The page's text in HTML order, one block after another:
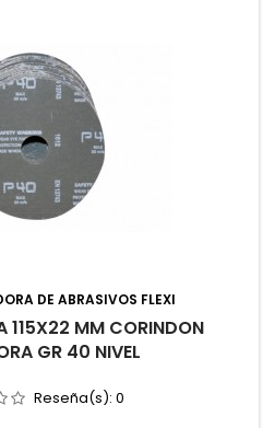
DE ABRASIVOS FLEXI
115X22 MM CORINDON
GR 40 NIVEL
Reseña(s): 0